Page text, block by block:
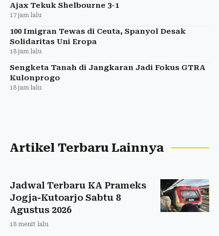
Ajax Tekuk Shelbourne 3-1
17 jam lalu
100 Imigran Tewas di Ceuta, Spanyol Desak
Solidaritas Uni Eropa
18 jam lalu
Sengketa Tanah di Jangkaran Jadi Fokus GTRA
Kulonprogo
18 jam lalu
Artikel Terbaru Lainnya
Jadwal Terbaru KA Prameks
Jogja-Kutoarjo Sabtu 8
Agustus 2026
18 menit lalu